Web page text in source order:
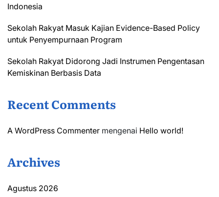
Indonesia
Sekolah Rakyat Masuk Kajian Evidence-Based Policy
untuk Penyempurnaan Program
Sekolah Rakyat Didorong Jadi Instrumen Pengentasan
Kemiskinan Berbasis Data
Recent Comments
A WordPress Commenter mengenai Hello world!
Archives
Agustus 2026